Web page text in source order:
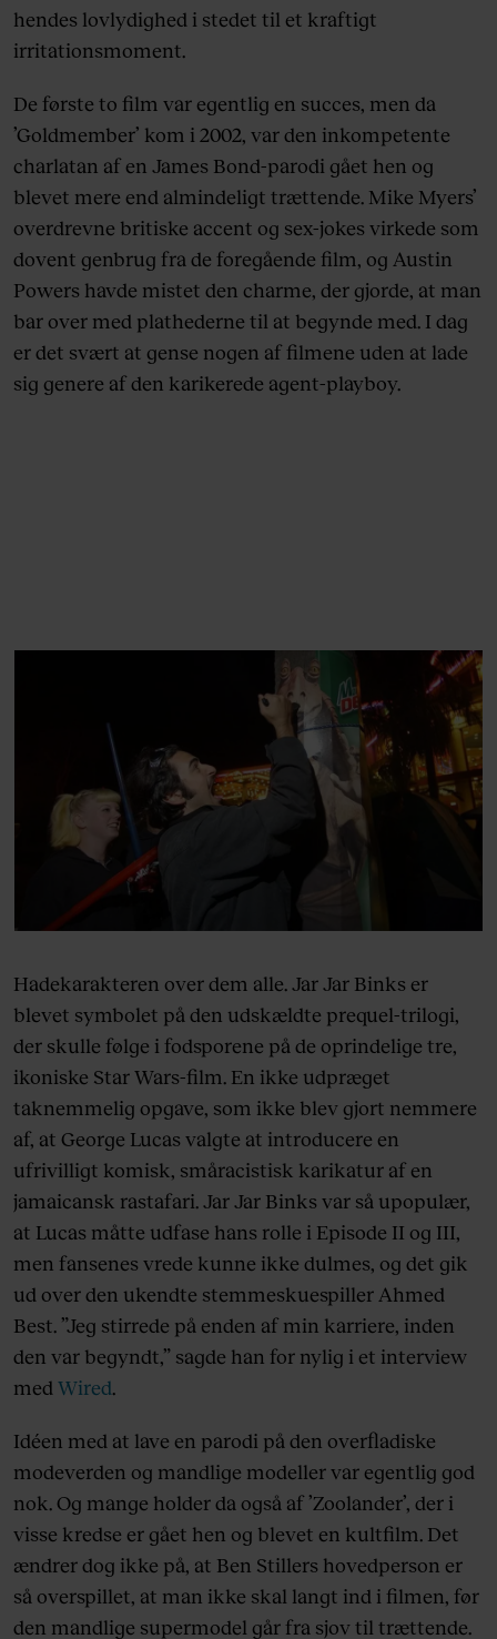
hendes lovlydighed i stedet til et kraftigt
irritationsmoment.
De første to film var egentlig en succes, men da
’Goldmember’ kom i 2002, var den inkompetente
charlatan af en James Bond-parodi gået hen og
blevet mere end almindeligt trættende. Mike Myers’
overdrevne britiske accent og sex-jokes virkede som
dovent genbrug fra de foregående film, og Austin
Powers havde mistet den charme, der gjorde, at man
bar over med plathederne til at begynde med. I dag
er det svært at gense nogen af filmene uden at lade
sig genere af den karikerede agent-playboy.
Hadekarakteren over dem alle. Jar Jar Binks er
blevet symbolet på den udskældte prequel-trilogi,
der skulle følge i fodsporene på de oprindelige tre,
ikoniske Star Wars-film. En ikke udpræget
taknemmelig opgave, som ikke blev gjort nemmere
af, at George Lucas valgte at introducere en
ufrivilligt komisk, småracistisk karikatur af en
jamaicansk rastafari. Jar Jar Binks var så upopulær,
at Lucas måtte udfase hans rolle i Episode II og III,
men fansenes vrede kunne ikke dulmes, og det gik
ud over den ukendte stemmeskuespiller Ahmed
Best. ”Jeg stirrede på enden af min karriere, inden
den var begyndt,” sagde han for nylig i et interview
medWired.
Idéen med at lave en parodi på den overfladiske
modeverden og mandlige modeller var egentlig god
nok. Og mange holder da også af ’Zoolander’, der i
visse kredse er gået hen og blevet en kultfilm. Det
ændrer dog ikke på, at Ben Stillers hovedperson er
så overspillet, at man ikke skal langt ind i filmen, før
den mandlige supermodel går fra sjov til trættende.